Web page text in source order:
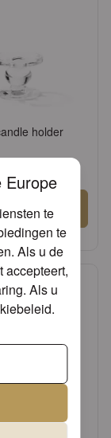
Europe
te
te
Als u de
accepteert,
Als u
.
holder
account aan